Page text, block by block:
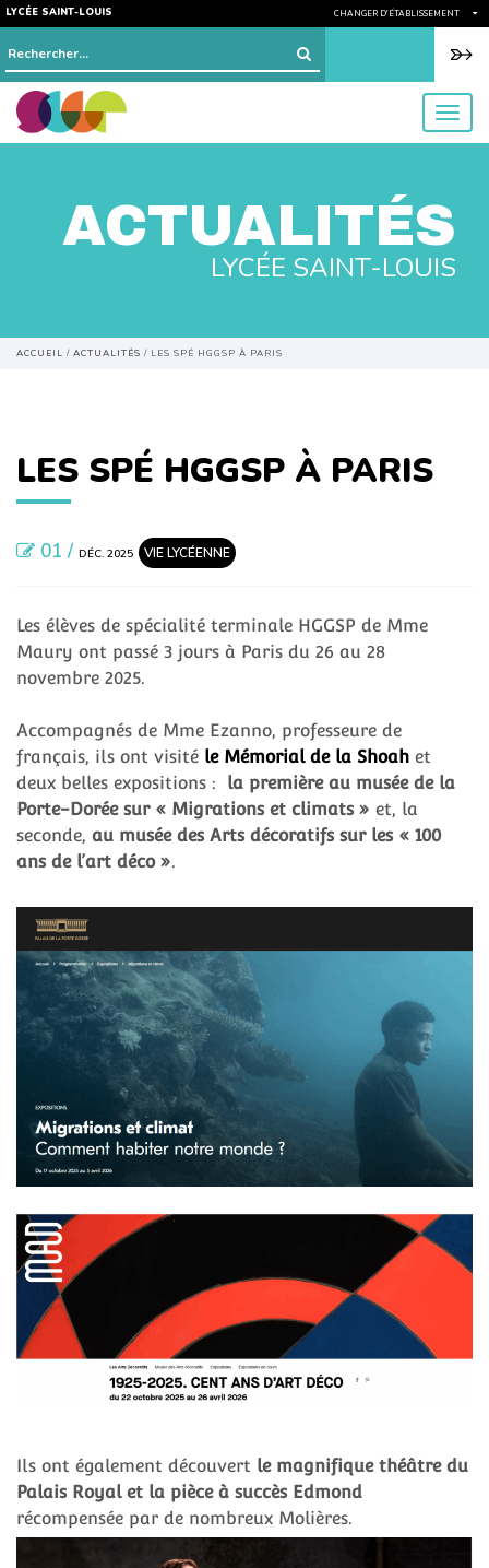
LYCÉE SAINT-LOUIS CHANGER D'ÉTABLISSEMENT
Rechercher :
menu
ACTUALITÉS
LYCÉE SAINT-LOUIS
ACCUEIL / ACTUALITÉS / LES SPÉ HGGSP À PARIS
LES SPÉ HGGSP À PARIS
01 / DÉC. 2025 VIE LYCÉENNE
Les élèves de spécialité terminale HGGSP de Mme
Maury ont passé 3 jours à Paris du 26 au 28
novembre 2025.
Accompagnés de Mme Ezanno, professeure de
français, ils ont visité le Mémorial de la Shoah et
deux belles expositions : la première au musée de la
Porte-Dorée sur « Migrations et climats » et, la
seconde, au musée des Arts décoratifs sur les « 100
ans de l’art déco ».
Ils ont également découvert le magnifique théâtre du
Palais Royal et la pièce à succès Edmond
récompensée par de nombreux Molières.